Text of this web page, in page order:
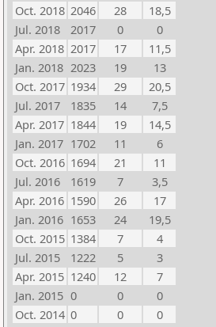
Oct. 2018 2046 28
18,5
Jul. 2018
2017 0
0
Apr. 2018 2017 17
11,5
Jan. 2018 2023 19
13
Oct. 2017 1934 29
20,5
Jul. 2017
1835 14
7,5
Apr. 2017 1844 19
14,5
Jan. 2017 1702 11
6
Oct. 2016 1694 21
11
Jul. 2016
1619 7
3,5
Apr. 2016 1590 26
17
Jan. 2016 1653 24
19,5
Oct. 2015 1384 7
4
Jul. 2015
1222 5
3
Apr. 2015 1240 12
7
Jan. 2015 0 0
0
Oct. 2014 0 0
0